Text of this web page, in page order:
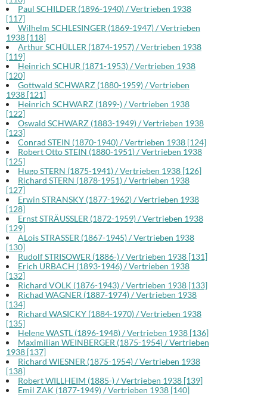
Paul SCHILDER (1896-1940) / Vertrieben 1938
[117]
Wilhelm SCHLESINGER (1869-1947) / Vertrieben
1938 [118]
Arthur SCHÜLLER (1874-1957) / Vertrieben 1938
[119]
Heinrich SCHUR (1871-1953) / Vertrieben 1938
[120]
Gottwald SCHWARZ (1880-1959) / Vertrieben
1938 [121]
Heinrich SCHWARZ (1899-) / Vertrieben 1938
[122]
Oswald SCHWARZ (1883-1949) / Vertrieben 1938
[123]
Conrad STEIN (1870-1940) / Vertrieben 1938 [124]
Robert Otto STEIN (1880-1951) / Vertrieben 1938
[125]
Hugo STERN (1875-1941) / Vertrieben 1938 [126]
Richard STERN (1878-1951) / Vertrieben 1938
[127]
Erwin STRANSKY (1877-1962) / Vertrieben 1938
[128]
Ernst STRÄUSSLER (1872-1959) / Vertrieben 1938
[129]
ALois STRASSER (1867-1945) / Vertrieben 1938
[130]
Rudolf STRISOWER (1886-) / Vertrieben 1938 [131]
Erich URBACH (1893-1946) / Vertrieben 1938
[132]
Richard VOLK (1876-1943) / Vertrieben 1938 [133]
Richad WAGNER (1887-1974) / Vertrieben 1938
[134]
Richard WASICKY (1884-1970) / Vertrieben 1938
[135]
Helene WASTL (1896-1948) / Vertrieben 1938 [136]
Maximilian WEINBERGER (1875-1954) / Vertrieben
1938 [137]
Richard WIESNER (1875-1954) / Vertrieben 1938
[138]
Robert WILLHEIM (1885-) / Vertrieben 1938 [139]
Emil ZAK (1877-1949) / Vertrieben 1938 [140]